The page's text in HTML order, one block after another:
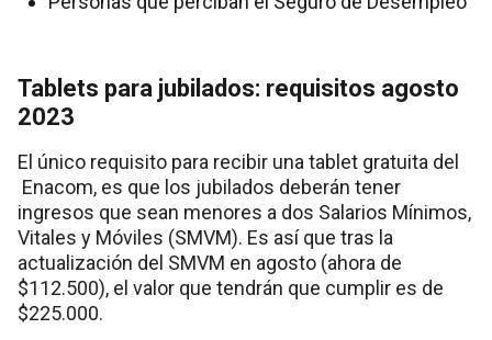
Tablets para jubilados: requisitos agosto
2023
El único requisito para recibir una tablet gratuita del
Enacom, es que los jubilados deberán tener
ingresos que sean menores a dos Salarios Mínimos,
Vitales y Móviles (SMVM). Es así que tras la
actualización del SMVM en agosto (ahora de
$112.500), el valor que tendrán que cumplir es de
$225.000.